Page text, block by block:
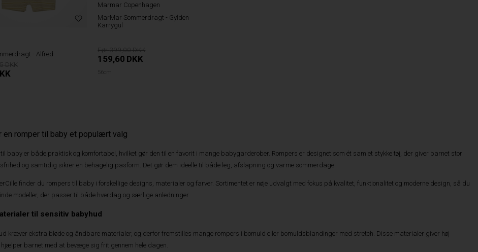
- Alfred
Marmar Copenhagen
MarMar Sommerdragt - Gylden
Karrygul
399,00
159,60 DKK
56cm
en romper til baby et populært valg
til baby er både praktisk og komfortabel, hvilket gør den til en favorit i mange babygarderober. Rompers er designet som ét samlet stykke tøj, der giver barnet stor
og samtidig sikrer en behagelig pasform. Det gør dem ideelle til både leg, afslapning og varme sommerdage.
finder du rompers til baby i forskellige designs, materialer og farver. Sortimentet er nøje udvalgt med fokus på kvalitet, funktionalitet og moderne design, så du
modeller, der passer til både hverdag og særlige anledninger.
til sensitiv babyhud
kræver ekstra bløde og åndbare materialer, og derfor fremstilles mange rompers i bomuld eller bomuldsblandinger med stretch. Disse materialer giver høj
hjælper barnet med at bevæge sig frit gennem hele dagen.